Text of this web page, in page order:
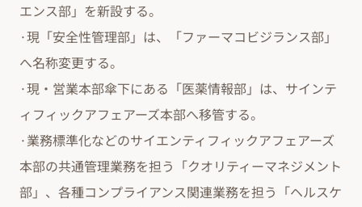
エンス部」を新設する。
·現「安全性管理部」は、「ファーマコビジランス部」
へ名称変更する。
·現・営業本部傘下にある「医薬情報部」は、サインテ
ィフィックアフェアーズ本部へ移管する。
·業務標準化などのサイエンティフィックアフェアーズ
本部の共通管理業務を担う「クオリティーマネジメント
部」、各種コンプライアンス関連業務を担う「ヘルスケ